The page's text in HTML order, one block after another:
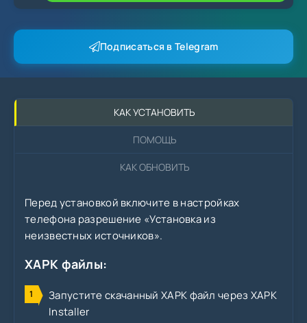
Подписаться в Telegram
КАК УСТАНОВИТЬ
ПОМОЩЬ
КАК ОБНОВИТЬ
Перед установкой включите в настройках
телефона разрешение «Установка из
неизвестных источников».
XAPK файлы:
Запустите скачанный XAPK файл через XAPK
Installer